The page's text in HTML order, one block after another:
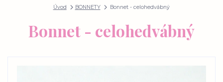
Úvod BONNETY Bonnet - celohedvábný
Bonnet - celohedvábný